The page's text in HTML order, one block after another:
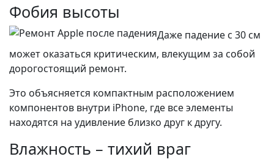
Фобия высоты
Даже падение с 30 см
может оказаться критическим, влекущим за собой
дорогостоящий ремонт.
Это объясняется компактным расположением
компонентов внутри iPhone, где все элементы
находятся на удивление близко друг к другу.
Влажность – тихий враг